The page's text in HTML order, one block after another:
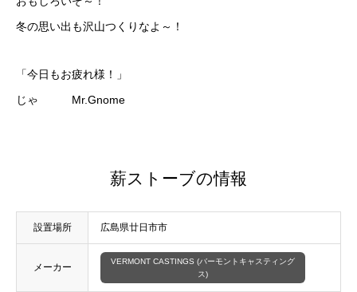
冬の思い出も沢山つくりなよ～！
「今日もお疲れ様！」
じゃ Mr.Gnome
薪ストーブの情報
設置場所 広島県廿日市市
メーカー
VERMONT CASTINGS (バーモントキャスティング
ス)